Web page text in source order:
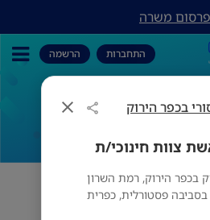
בכפר הירוק
צוות חינוכי/ת
בכפר הירוק, רמת השרון
בסביבה פסטורלית, כפרית
פרסום משרה
התחברות הרשמה
צוות חינוכי/ת
מונטסורי בכפר הירוק
דרוש/ה